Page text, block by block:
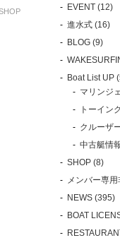
EVENT (12)
進水式 (16)
BLOG (9)
Boat List UP
マリンジ
トーイン
クルーザ
中古艇情
SHOP (8)
メンバー専
NEWS (395)
BOAT